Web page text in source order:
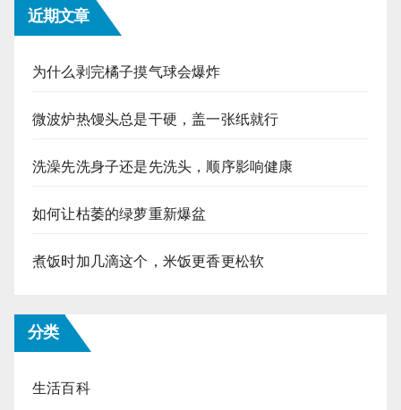
近期文章
为什么剥完橘子摸气球会爆炸
微波炉热馒头总是干硬，盖一张纸就行
洗澡先洗身子还是先洗头，顺序影响健康
如何让枯萎的绿萝重新爆盆
煮饭时加几滴这个，米饭更香更松软
分类
生活百科